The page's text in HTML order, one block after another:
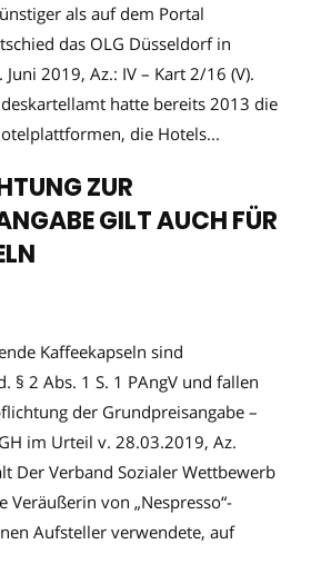
als auf dem Portal
das OLG Düsseldorf in
2019, Az.: IV – Kart 2/16 (V).
hatte bereits 2013 die
die Hotels...
ZUR
GILT AUCH FÜR
Kaffeekapseln sind
§ 2 Abs. 1 S. 1 PAngV und fallen
der Grundpreisangabe –
im Urteil v. 28.03.2019, Az.
Der Verband Sozialer Wettbewerb
Veräußerin von „Nespresso“-
Aufsteller verwendete, auf